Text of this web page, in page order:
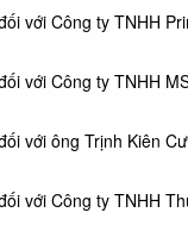
với Công ty TNHH
với Công ty TNHH
với ông Trịnh Kiên
với Công ty TNHH